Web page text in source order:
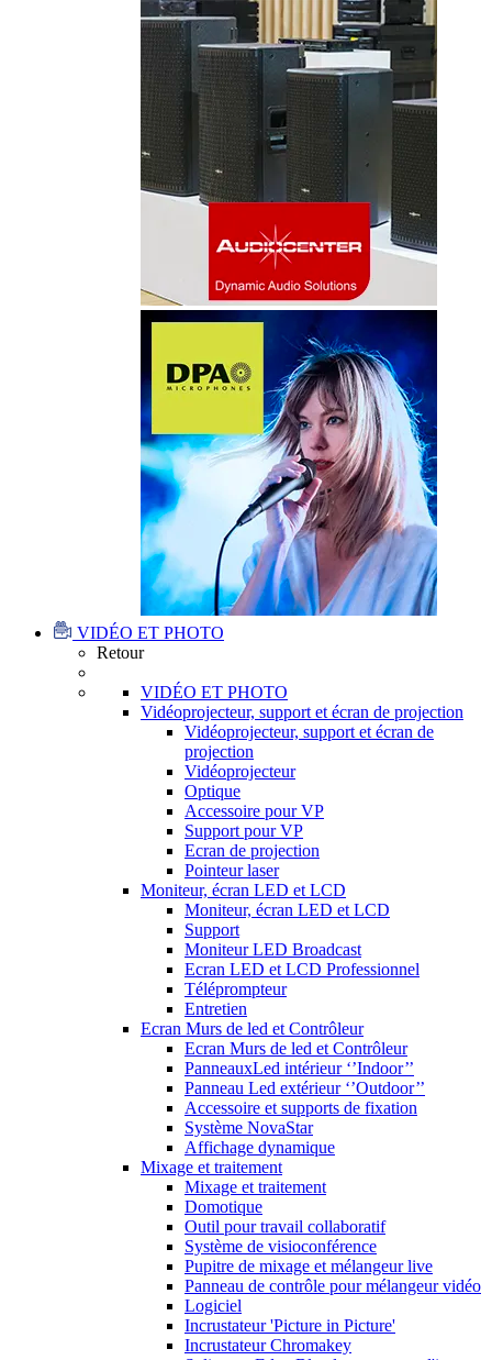
VIDÉO ET PHOTO
Retour
VIDÉO ET PHOTO
Vidéoprojecteur, support et écran de projection
Vidéoprojecteur, support et écran de
projection
Vidéoprojecteur
Optique
Accessoire pour VP
Support pour VP
Ecran de projection
Pointeur laser
Moniteur, écran LED et LCD
Moniteur, écran LED et LCD
Support
Moniteur LED Broadcast
Ecran LED et LCD Professionnel
Téléprompteur
Entretien
Ecran Murs de led et Contrôleur
Ecran Murs de led et Contrôleur
PanneauxLed intérieur ‘’Indoor’’
Panneau Led extérieur ‘’Outdoor’’
Accessoire et supports de fixation
Système NovaStar
Affichage dynamique
Mixage et traitement
Mixage et traitement
Domotique
Outil pour travail collaboratif
Système de visioconférence
Pupitre de mixage et mélangeur live
Panneau de contrôle pour mélangeur vidéo
Logiciel
Incrustateur 'Picture in Picture'
Incrustateur Chromakey